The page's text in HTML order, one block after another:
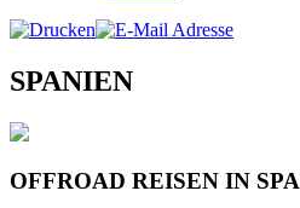
SPANIEN
OFFROAD REISEN IN